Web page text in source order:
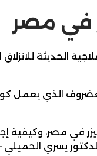
في مصر
الحديثة
الذي يعمل
في مصر، وكيفية
يسري الحميلي